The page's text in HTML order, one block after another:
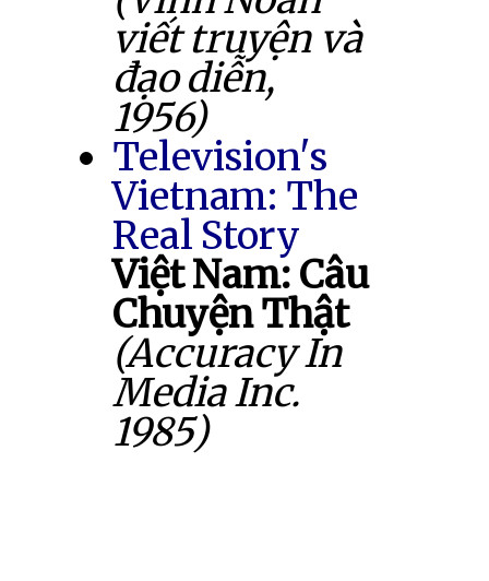
viết truyện và
đạo diễn,
1956)
Television's
Vietnam: The
Real Story
Việt Nam: Câu
Chuyện Thật
(Accuracy In
Media Inc.
1985)